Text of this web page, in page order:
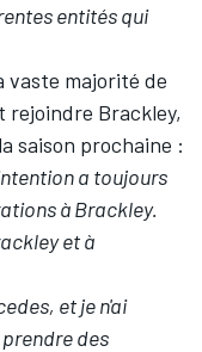
entités qui
vaste majorité de
rejoindre Brackley,
saison prochaine :
a toujours
à Brackley.
et à
et je n'ai
des